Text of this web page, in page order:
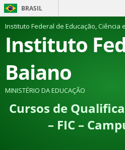
BRASIL
Instituto Federal de Educação, Ciência
Instituto
Baiano
MINISTÉRIO DA EDUCAÇÃO
Cursos de
– FIC –